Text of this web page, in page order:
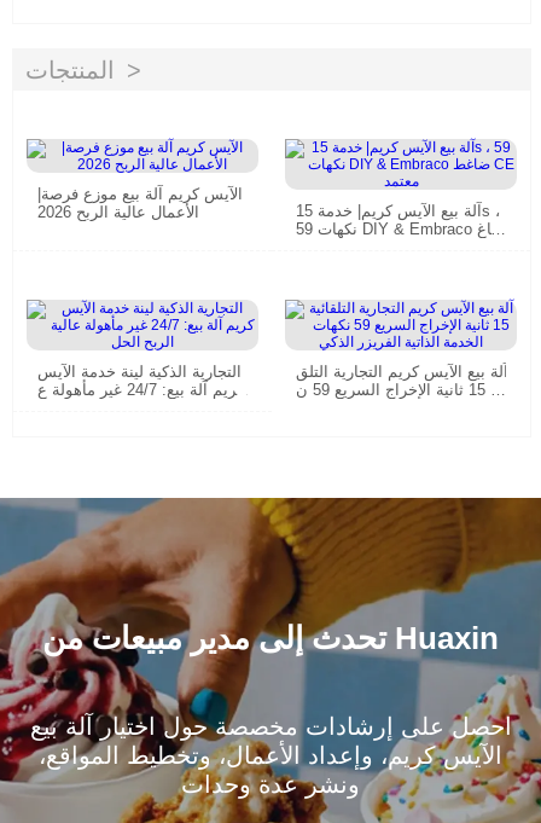
المنتجات
الآيس كريم آلة بيع موزع فرصة|
الأعمال عالية الربح 2026
آلة بيع الآيس كريم| خدمة 15s ،
59 نكهات DIY & Embraco ضاغ
التجارية الذكية لينة خدمة الآيس
كريم آلة بيع: 24/7 غير مأهولة ع
آلة بيع الآيس كريم التجارية التلق
ائية 15 ثانية الإخراج السريع 59 ن
تحدث إلى مدير مبيعات من Huaxin
احصل على إرشادات مخصصة حول اختيار آلة بيع
الآيس كريم، وإعداد الأعمال، وتخطيط المواقع،
ونشر عدة وحدات